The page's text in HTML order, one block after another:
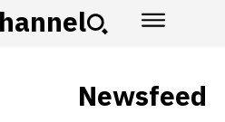
Newsfeed